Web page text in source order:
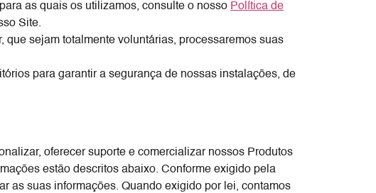
as quais os utilizamos, consulte o nosso Política de
Site.
sejam totalmente voluntárias, processaremos suas
para garantir a segurança de nossas instalações, de
oferecer suporte e comercializar nossos Produtos
estão descritos abaixo. Conforme exigido pela
as suas informações. Quando exigido por lei, contamos